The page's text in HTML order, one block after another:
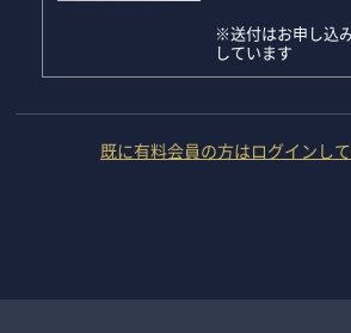
※送付はお申し込
しています
既に有料会員の方はログインし